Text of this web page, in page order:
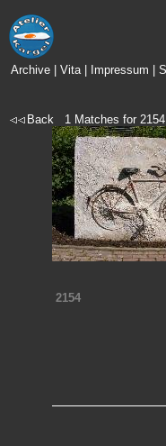
Archive Vita| Impressum
Back1 Matches for2154
2154